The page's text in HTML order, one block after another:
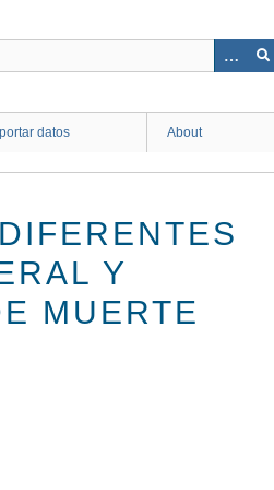
datos About
Y
MUERTE